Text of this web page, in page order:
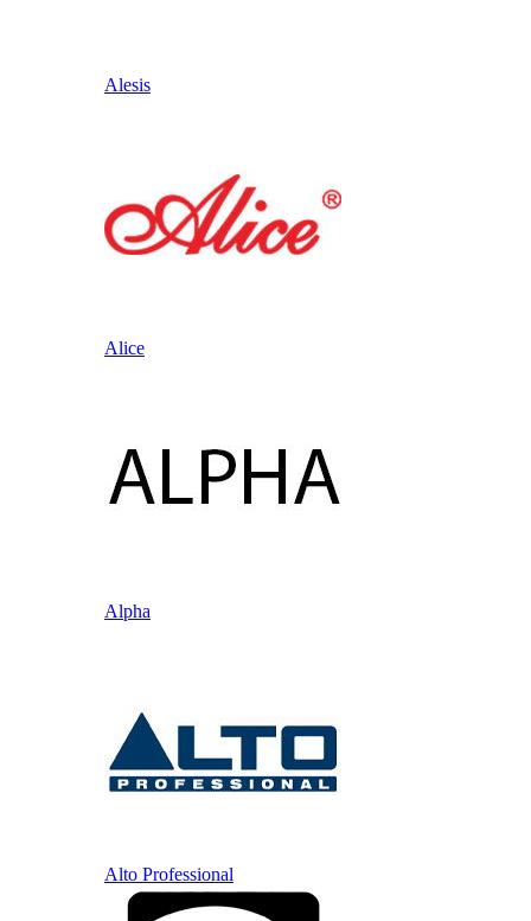
Alesis
Alice
Alpha
Alto Professional